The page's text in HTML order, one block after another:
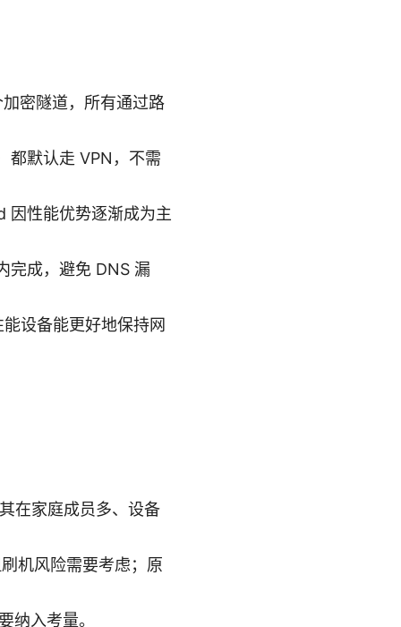
密隧道，所有通过路
都默认走 VPN，不需
因性能优势逐渐成为主
完成，避免 DNS 漏
设备能更好地保持网
在家庭成员多、设备
机风险需要考虑；原
纳入考量。